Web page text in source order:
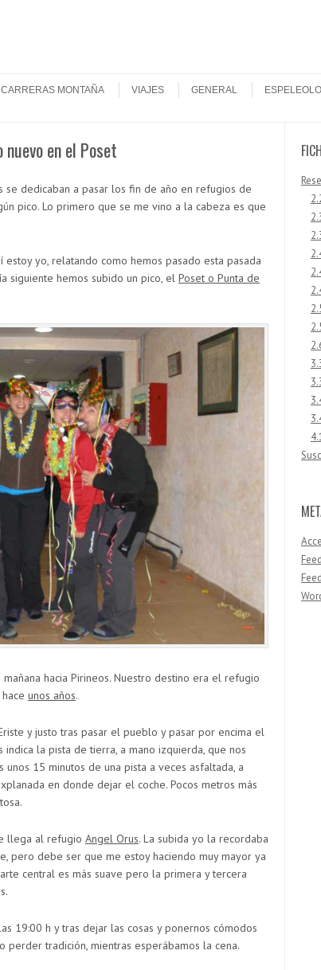
CARRERAS MONTAÑA VIAJES GENERAL
nuevo en el Poset
se dedicaban a pasar los fin de año en refugios de
pico. Lo primero que se me vino a la cabeza es que
yo, relatando como hemos pasado esta pasada
siguiente hemos subido un pico, el Poset o Punta de
hacia Pirineos. Nuestro destino era el refugio
unos años.
y justo tras pasar el pueblo y pasar por encima el
la pista de tierra, a mano izquierda, que nos
unos 15 minutos de una pista a veces asfaltada, a
en donde dejar el coche. Pocos metros más
llega al refugio Angel Orus. La subida yo la recordaba
pero debe ser que me estoy haciendo muy mayor ya
central es más suave pero la primera y tercera
19:00 h y tras dejar las cosas y ponernos cómodos
perder tradición, mientras esperábamos la cena.